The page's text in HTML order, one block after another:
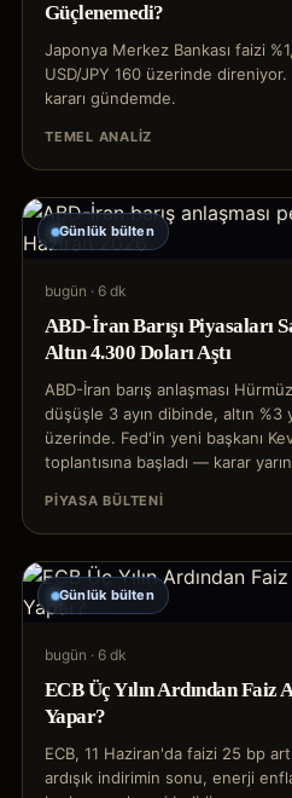
Güçlenemedi?
Japonya Merkez Bankası faizi
USD/JPY 160 üzerinde
kararı gündemde.
TEMEL ANALIZ
Günlük bülten
bugün · 6 dk
ABD-İran Barışı Piyasaları
Altın 4.300 Doları Aştı
ABD-İran barış anlaşması
düşüşle 3 ayın dibinde, altın
üzerinde. Fed'in yeni başkanı
toplantısına başladı — karar
PIYASA BÜLTENI
Günlük bülten
bugün · 6 dk
ECB Üç Yılın Ardından
Yapar?
ECB, 11 Haziran'da faizi 25 bp
ardışık indirimin sonu, enerji